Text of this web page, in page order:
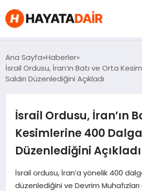
FIYATLAR
HABERLER
İNCELEMELER
KIMDIR?
Ana Sayfa Haberler
İsrail Ordusu, İran’ın Batı ve Orta
Saldırı Düzenlediğini Açıkladı
İsrail Ordusu, İran’ın
Kesimlerine 400
Düzenlediğini Açıkladı
İsrail ordusu, İran’a yönelik 400
düzenlediğini ve Devrim